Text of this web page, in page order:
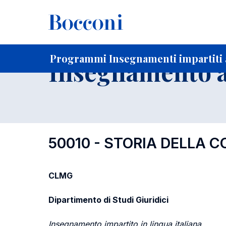
Programmi Insegnamenti impartiti
Home Per studenti iscritti
Insegnamento
50010 - STORIA DELLA
CLMG
Dipartimento di Studi Giuridici
Insegnamento impartito in lingua italiana